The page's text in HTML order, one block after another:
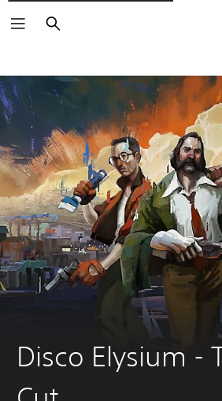
Rechercher
Disco Elysium -